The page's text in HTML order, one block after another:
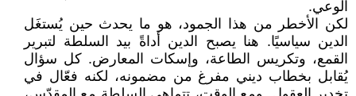
الوعي.
لكن الأخطر من هذا الجمود، هو ما يحدث حين يُستغَل
الدين سياسيًا. هنا يصبح الدين أداةً بيد السلطة لتبرير
القمع، وتكريس الطاعة، وإسكات المعارض. كل سؤال
يُقابل بخطاب ديني مفرغ من مضمونه، لكنه فعّال في